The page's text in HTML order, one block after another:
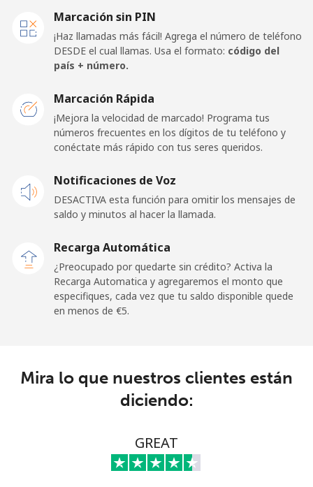
Celular
⁦€10⁩
Línea fija ⁦55.9¢⁩
17 min por
⁦€10⁩
Malaysia
Línea fija ⁦1.5¢⁩
⁦€10⁩
⁦1.5¢⁩
665 min por
-
⁦€10⁩
Marcación sin PIN
¡Haz llamadas más fácil! Agrega el número de teléfono
DESDE el cual llamas. Usa el formato: código del
país + número.
Marcación Rápida
¡Mejora la velocidad de marcado! Programa tus
números frecuentes en los dígitos de tu teléfono y
conéctate más rápido con tus seres queridos.
Notificaciones de Voz
DESACTIVA esta función para omitir los mensajes de
saldo y minutos al hacer la llamada.
Recarga Automática
¿Preocupado por quedarte sin crédito? Activa la
Recarga Automatica y agregaremos el monto que
especifiques, cada vez que tu saldo disponible quede
en menos de ⁦€5⁩.
Mira lo que nuestros clientes están
diciendo:
GREAT